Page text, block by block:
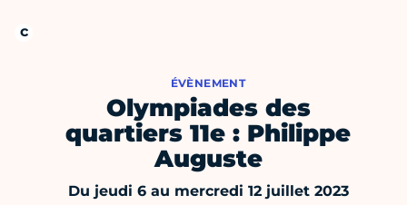
ÉVÈNEMENT
Olympiades des
quartiers 11e : Philippe
Auguste
Du jeudi 6 au mercredi 12 juillet 2023